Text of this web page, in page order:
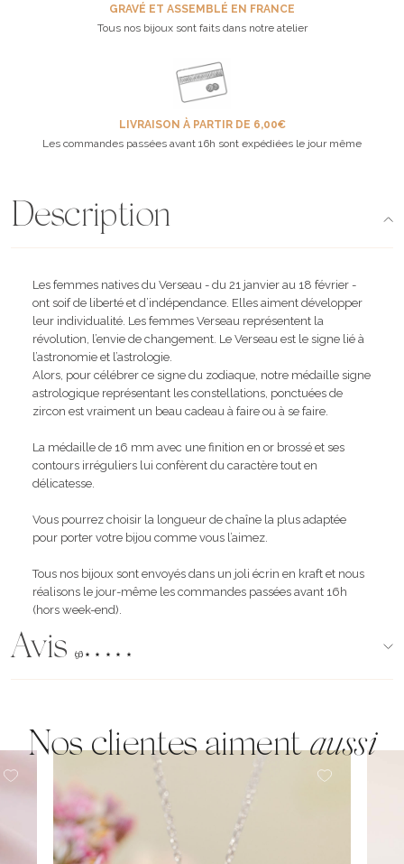
GRAVÉ ET ASSEMBLÉ EN FRANCE
Tous nos bijoux sont faits dans notre atelier
LIVRAISON À PARTIR DE 6,00€
Les commandes passées avant 16h sont expédiées le jour même
Description
Les femmes natives du Verseau - du 21 janvier au 18 février -
ont soif de liberté et d’indépendance. Elles aiment développer
leur individualité. Les femmes Verseau représentent la
révolution, l’envie de changement. Le Verseau est le signe lié à
l’astronomie et l’astrologie.
Alors, pour célébrer ce signe du zodiaque, notre médaille signe
astrologique représentant les constellations, ponctuées de
zircon est vraiment un beau cadeau à faire ou à se faire.
La médaille de 16 mm avec une finition en or brossé et ses
contours irréguliers lui confèrent du caractère tout en
délicatesse.
Vous pourrez choisir la longueur de chaîne la plus adaptée
pour porter votre bijou comme vous l’aimez.
Tous nos bijoux sont envoyés dans un joli écrin en kraft et nous
réalisons le jour-même les commandes passées avant 16h
(hors week-end).
Avis (96)
Nos clientes aimentaussi